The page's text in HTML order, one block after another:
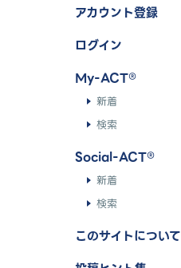
アカウント登録
ログイン
My-ACT®
新着
検索
Social-ACT®
新着
検索
このサイトについて